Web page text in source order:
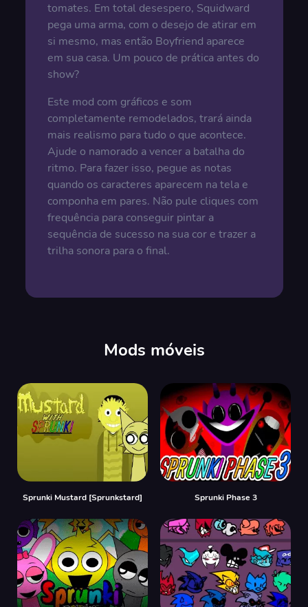
tomates. Em total desespero, Squidward
pega uma arma, com o desejo de atirar em
si mesmo, mas então Boyfriend aparece
em sua casa. Um pouco de prática antes do
show?
Este mod com gráficos e som
completamente remodelados, trará ainda
mais realismo para tudo o que acontece.
Ajude o namorado a vencer a batalha do
ritmo. Para fazer isso, pegue as notas
quando os caracteres aparecem na tela e
componha em pares. Não pule cliques com
frequência para conseguir pintar a
sequência de sucesso na sua cor e trazer a
trilha sonora para o final.
Mods móveis
Sprunki Mustard [Sprunkstard] Sprunki Phase 3